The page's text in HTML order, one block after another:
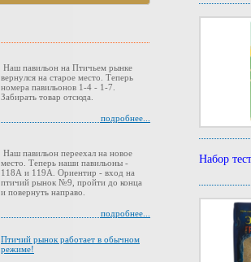
Набор
Наш павильон на Птичьем рынке
вернулся на старое место. Теперь
номера павильонов 1-4 - 1-7.
Забирать товар отсюда.
подробнее...
Наш павильон переехал на новое
место. Теперь наши павильоны -
118А и 119А. Ориентир - вход на
птичий рынок №9, пройти до конца
и повернуть направо.
подробнее...
Птичий рынок работает в обычном
режиме!